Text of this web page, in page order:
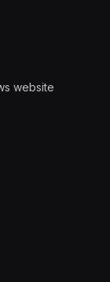
website